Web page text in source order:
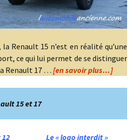
Renault 15 n’est en réalité qu’une
ce qui lui permet de se distinguer
Renault 17 … [en savoir plus…]
15 et 17
Le « logo interdit »